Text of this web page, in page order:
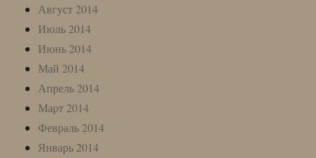
Август 2014
Июль 2014
Июнь 2014
Май 2014
Апрель 2014
Март 2014
Февраль 2014
Январь 2014